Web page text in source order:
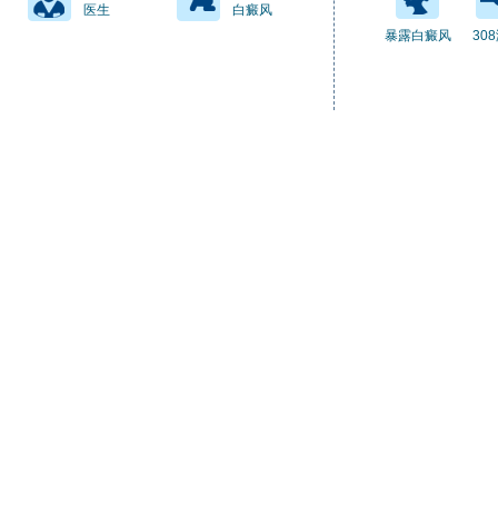
医生
白癜风
暴露白癜风